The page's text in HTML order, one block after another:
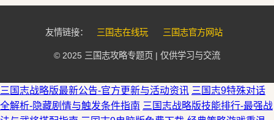
友情链接： 三国志在线玩 三国志官方网站
© 2025 三国志攻略专题页 | 仅供学习与交流
三国志战略版最新公告-官方更新与活动资讯 三国志9特殊对话
全解析-隐藏剧情与触发条件指南 三国志战略版技能排行-最强战